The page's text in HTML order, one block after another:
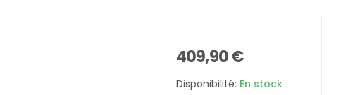
409,90 €
Disponibilité: En stock